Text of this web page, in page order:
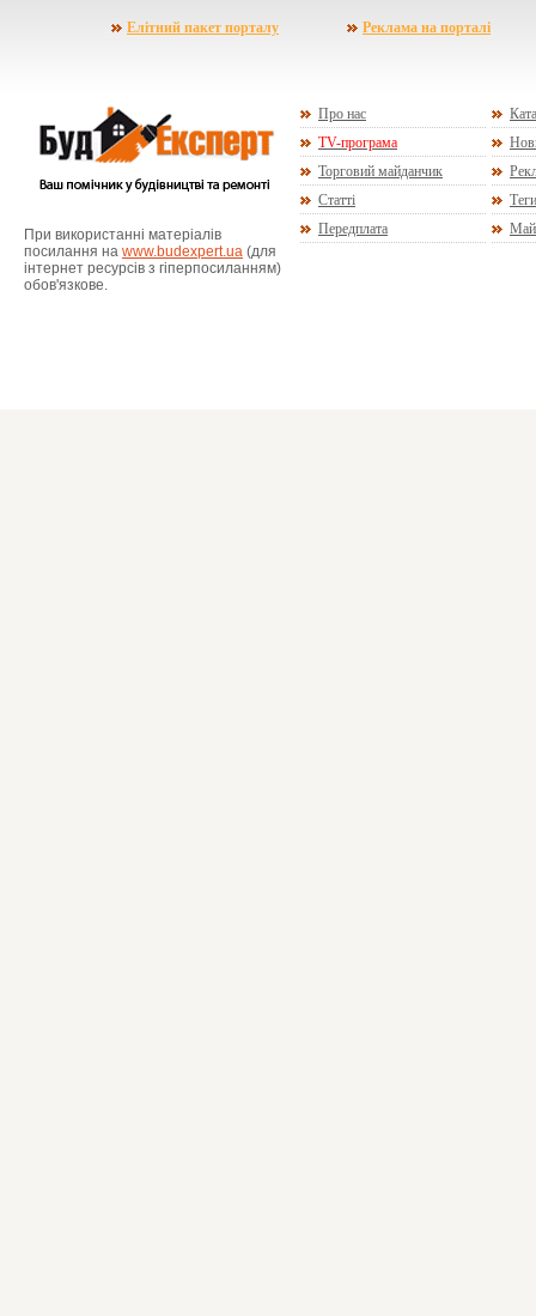
Елітний пакет порталу Реклама на порталі
При використанні матеріалів
посилання на www.budexpert.ua (для
інтернет ресурсів з гіперпосиланням)
обов'язкове.
Про нас
TV-програма
Торговий майданчик
Статті
Теги
Передплата